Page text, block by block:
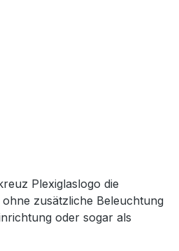
Plexiglaslogo die
zusätzliche Beleuchtung
oder sogar als